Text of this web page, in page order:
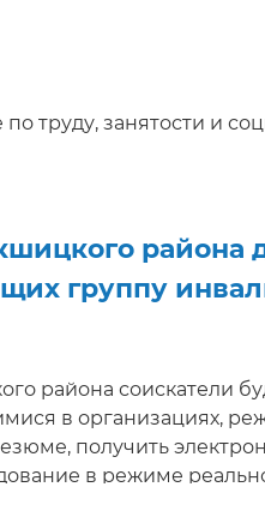
по труду, занятости и
времени. Электронная
района
группу
района соискатели
в организациях,
получить
в режиме